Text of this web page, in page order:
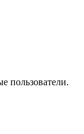
пользователи.